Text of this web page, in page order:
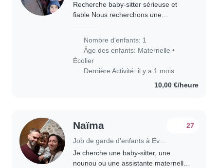
Recherche baby-sitter sérieuse et
fiable Nous recherchons une
et 8 ans. 📅 Horaires : 3 soirs par
semaine : récupération..
Nombre d'enfants: 1
Âge des enfants: Maternelle •
Écolier
Dernière Activité: il y a 1 mois
10,00 €/heure
Naïma 27
Je cherche une baby-sitter, une
nounou ou une assistante maternelle